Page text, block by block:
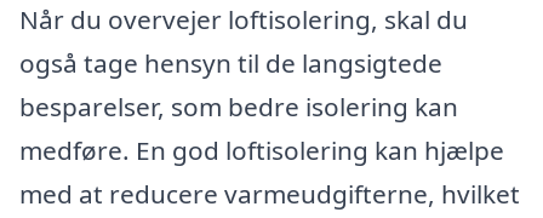
Når du overvejer loftisolering, skal du
også tage hensyn til de langsigtede
besparelser, som bedre isolering kan
medføre. En god loftisolering kan hjælpe
med at reducere varmeudgifterne, hvilket